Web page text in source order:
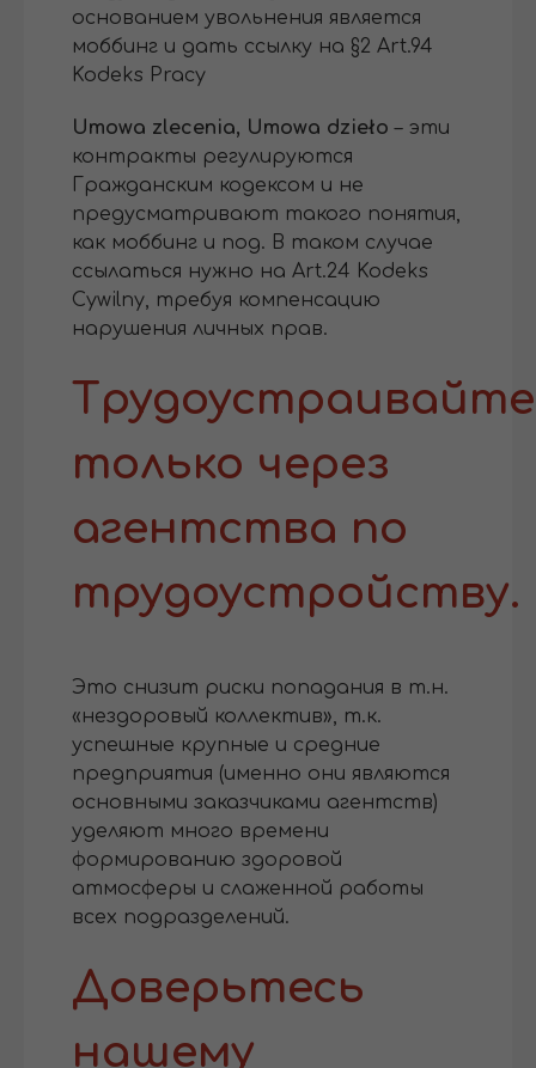
основанием увольнения является
моббинг и дать ссылку на §2 Art.94
Kodeks Pracy
Umowa zlecenia, Umowa dzieło – эти
контракты регулируются
Гражданским кодексом и не
предусматривают такого понятия,
как моббинг и под. В таком случае
ссылаться нужно на Art.24 Kodeks
Cywilny, требуя компенсацию
нарушения личных прав.
только через
агентства по
трудоустройству.
Это снизит риски попадания в т.н.
«нездоровый коллектив», т.к.
успешные крупные и средние
предприятия (именно они являются
основными заказчиками агентств)
уделяют много времени
формированию здоровой
атмосферы и слаженной работы
всех подразделений.
Доверьтесь
нашему